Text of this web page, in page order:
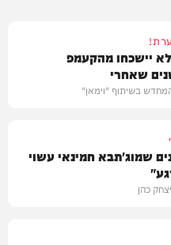
יישכחו מהקעמפ
שאחרי
בשיתוף "וימאן"
שמוג'תבא חמינאי עשוי
יצחק כהן